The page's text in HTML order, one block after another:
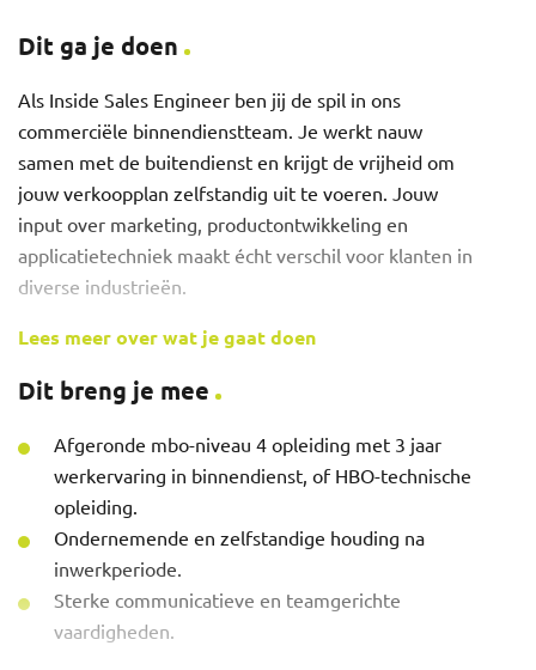
Dit ga je doen
Als Inside Sales Engineer ben jij de spil in ons
commerciële binnendienstteam. Je werkt nauw
samen met de buitendienst en krijgt de vrijheid om
jouw verkoopplan zelfstandig uit te voeren. Jouw
input over marketing, productontwikkeling en
applicatietechniek maakt écht verschil voor klanten in
diverse industrieën.
Je werkzaamheden omvatten:
meet- en regeltechniek.
Opstellen en uitvoeren van je eigen verkoopplan
in samenwerking met de buitendienst.
Behouden van sterke klantrelaties en signaleren
van problemen of klachten.
Opstellen en opvolgen van technische en
commerciële offertes tot ondertekening.
Lees meer over wat je gaat doen
Dit breng je mee
Afgeronde mbo-niveau 4 opleiding met 3 jaar
werkervaring in binnendienst, of HBO-technische
opleiding.
Ondernemende en zelfstandige houding na
inwerkperiode.
Sterke communicatieve en teamgerichte
vaardigheden.